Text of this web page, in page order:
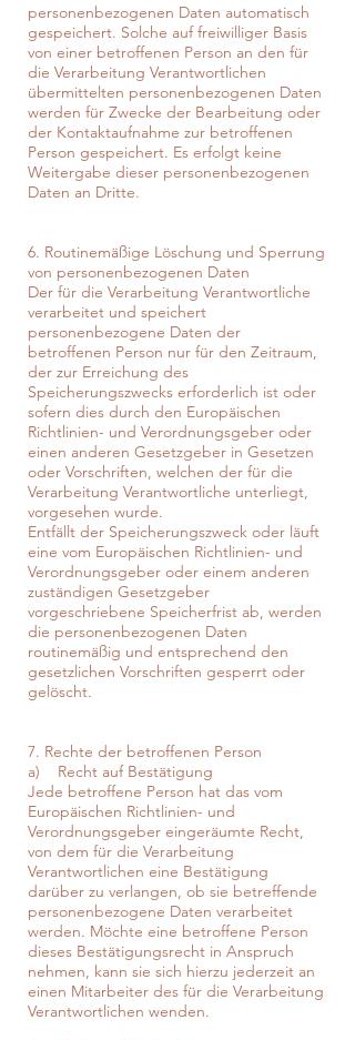
personenbezogenen Daten automatisch
gespeichert. Solche auf freiwilliger Basis
von einer betroffenen Person an den für
die Verarbeitung Verantwortlichen
übermittelten personenbezogenen Daten
werden für Zwecke der Bearbeitung oder
der Kontaktaufnahme zur betroffenen
Person gespeichert. Es erfolgt keine
Weitergabe dieser personenbezogenen
Daten an Dritte.
6. Routinemäßige Löschung und Sperrung
von personenbezogenen Daten
Der für die Verarbeitung Verantwortliche
verarbeitet und speichert
personenbezogene Daten der
betroffenen Person nur für den Zeitraum,
der zur Erreichung des
Speicherungszwecks erforderlich ist oder
sofern dies durch den Europäischen
Richtlinien- und Verordnungsgeber oder
einen anderen Gesetzgeber in Gesetzen
oder Vorschriften, welchen der für die
Verarbeitung Verantwortliche unterliegt,
vorgesehen wurde.
Entfällt der Speicherungszweck oder läuft
eine vom Europäischen Richtlinien- und
Verordnungsgeber oder einem anderen
zuständigen Gesetzgeber
vorgeschriebene Speicherfrist ab, werden
die personenbezogenen Daten
routinemäßig und entsprechend den
gesetzlichen Vorschriften gesperrt oder
gelöscht.
7. Rechte der betroffenen Person
a) Recht auf Bestätigung
Jede betroffene Person hat das vom
Europäischen Richtlinien- und
Verordnungsgeber eingeräumte Recht,
von dem für die Verarbeitung
Verantwortlichen eine Bestätigung
darüber zu verlangen, ob sie betreffende
personenbezogene Daten verarbeitet
werden. Möchte eine betroffene Person
dieses Bestätigungsrecht in Anspruch
nehmen, kann sie sich hierzu jederzeit an
einen Mitarbeiter des für die Verarbeitung
Verantwortlichen wenden.